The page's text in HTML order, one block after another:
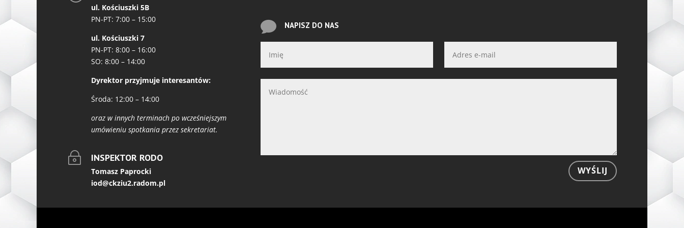
ul. Kościuszki 5B
PN-PT: 7:00 – 15:00
ul. Kościuszki 7
PN-PT: 8:00 – 16:00
SO: 8:00 – 14:00
Dyrektor przyjmuje interesantów:
Środa: 12:00 – 14:00
oraz w innych terminach po wcześniejszym
umówieniu spotkania przez sekretariat.
~ INSPEKTOR RODO
Tomasz Paprocki
iod@ckziu2.radom.pl
 NAPISZ DO NAS
WYŚLIJ